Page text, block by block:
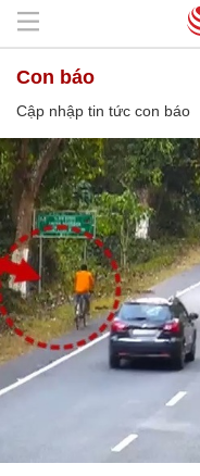
con báo
Cập nhập tin tức con báo